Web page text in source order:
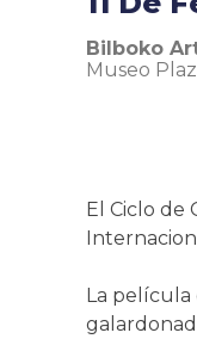
Bilboko
Museo
El Ciclo de
La película